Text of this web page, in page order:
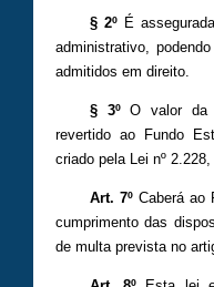
§ 2ºÉ
administrativo,
admitidos em direito.
§ 3ºO valor da
revertido ao Fundo
criado pela Lei nº
Art. 7ºCaberá ao
cumprimento das
de multa prevista no